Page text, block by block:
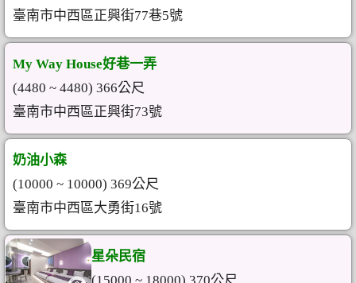
臺南市中西區正興街77巷5號
My Way House好巷一弄
(4480 ~ 4480) 366公尺
臺南市中西區正興街73號
奶油小森
(10000 ~ 10000) 369公尺
臺南市中西區大勇街16號
星朵民宿